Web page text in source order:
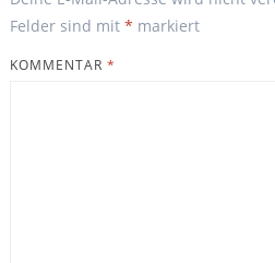
Felder sind mit * markiert
KOMMENTAR *